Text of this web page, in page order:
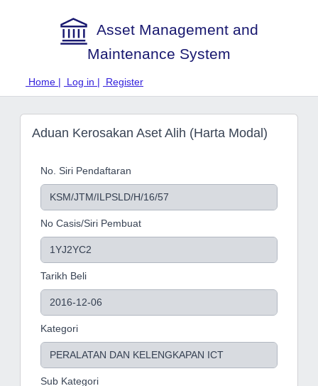
Asset Management and
Maintenance System
Home | Log in | Register
Aduan Kerosakan Aset Alih (Harta Modal)
No. Siri Pendaftaran
No Casis/Siri Pembuat
Tarikh Beli
Kategori
Sub Kategori